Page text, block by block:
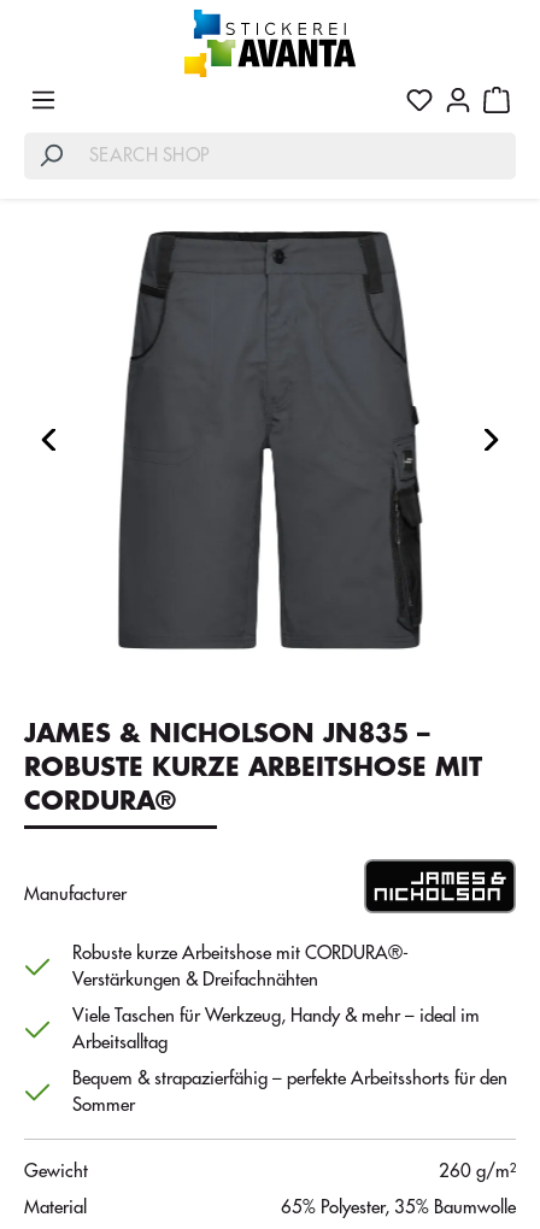
JAMES & NICHOLSON JN835 –
ROBUSTE KURZE ARBEITSHOSE MIT
CORDURA®
Manufacturer
Robuste kurze Arbeitshose mit CORDURA®-
Verstärkungen & Dreifachnähten
Viele Taschen für Werkzeug, Handy & mehr – ideal im
Arbeitsalltag
Bequem & strapazierfähig – perfekte Arbeitsshorts für den
Sommer
Gewicht
260 g/m²
Material
65% Polyester, 35% Baumwolle